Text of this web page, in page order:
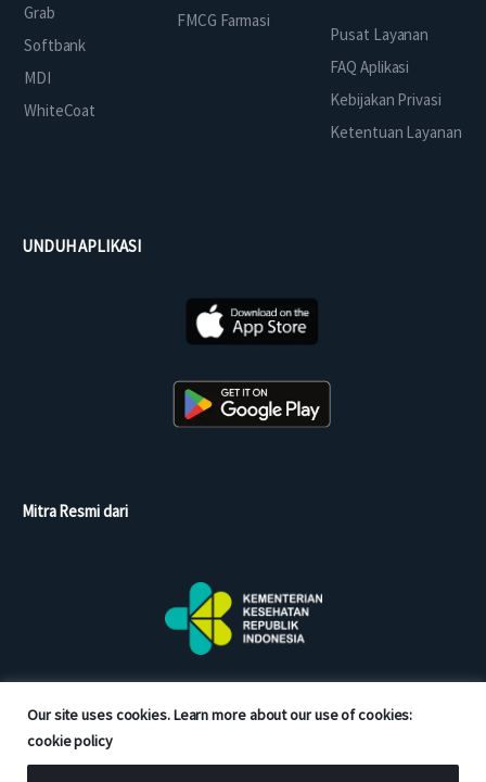
Our site uses cookies. Learn more about our use of cookies:
cookie policy
Grab
Softbank
MDI
WhiteCoat
FMCG Farmasi
Pusat Layanan
FAQ Aplikasi
Kebijakan Privasi
Ketentuan Layanan
UNDUH APLIKASI
Mitra Resmi dari